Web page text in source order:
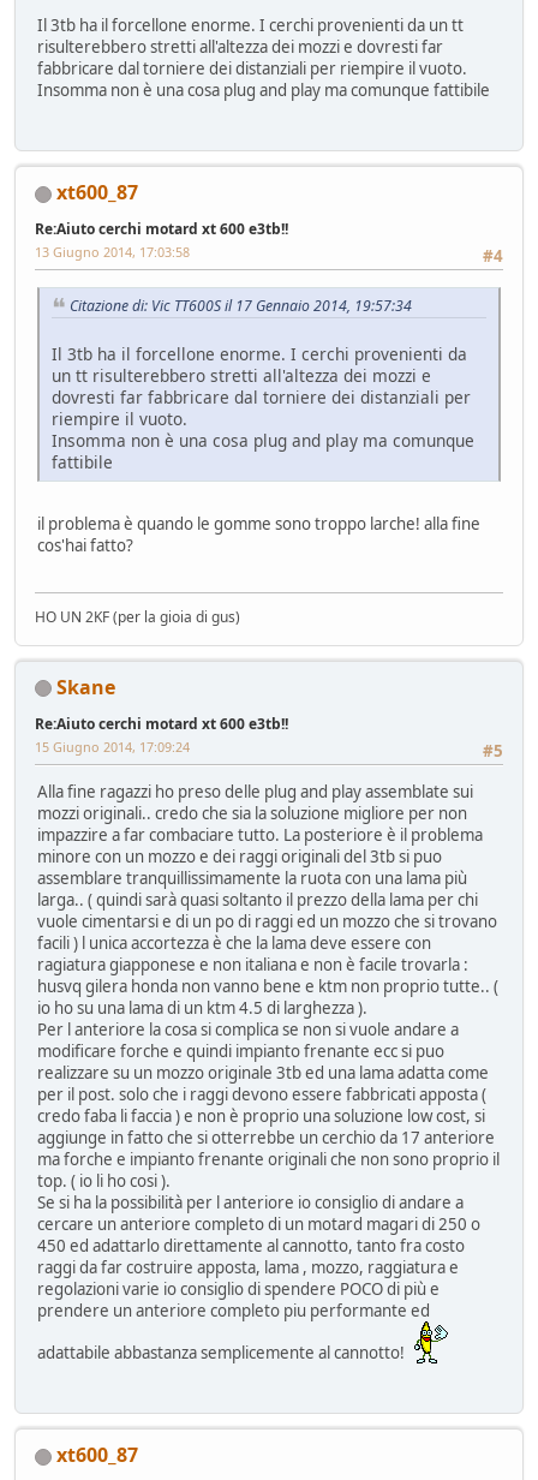
Il 3tb ha il forcellone enorme. I cerchi provenienti da un tt
risulterebbero stretti all'altezza dei mozzi e dovresti far
fabbricare dal torniere dei distanziali per riempire il vuoto.
Insomma non è una cosa plug and play ma comunque fattibile
xt600_87
Re:Aiuto cerchi motard xt 600 e3tb!!
#4
13 Giugno 2014, 17:03:58
Citazione di: Vic TT600S il 17 Gennaio 2014, 19:57:34
Il 3tb ha il forcellone enorme. I cerchi provenienti da
un tt risulterebbero stretti all'altezza dei mozzi e
dovresti far fabbricare dal torniere dei distanziali per
riempire il vuoto.
Insomma non è una cosa plug and play ma comunque
fattibile
il problema è quando le gomme sono troppo larche! alla fine
cos'hai fatto?
HO UN 2KF (per la gioia di gus)
Skane
Re:Aiuto cerchi motard xt 600 e3tb!!
#5
15 Giugno 2014, 17:09:24
Alla fine ragazzi ho preso delle plug and play assemblate sui
mozzi originali.. credo che sia la soluzione migliore per non
impazzire a far combaciare tutto. La posteriore è il problema
minore con un mozzo e dei raggi originali del 3tb si puo
assemblare tranquillissimamente la ruota con una lama più
larga.. ( quindi sarà quasi soltanto il prezzo della lama per chi
vuole cimentarsi e di un po di raggi ed un mozzo che si trovano
facili ) l unica accortezza è che la lama deve essere con
ragiatura giapponese e non italiana e non è facile trovarla :
husvq gilera honda non vanno bene e ktm non proprio tutte.. (
io ho su una lama di un ktm 4.5 di larghezza ).
Per l anteriore la cosa si complica se non si vuole andare a
modificare forche e quindi impianto frenante ecc si puo
realizzare su un mozzo originale 3tb ed una lama adatta come
per il post. solo che i raggi devono essere fabbricati apposta (
credo faba li faccia ) e non è proprio una soluzione low cost, si
aggiunge in fatto che si otterrebbe un cerchio da 17 anteriore
ma forche e impianto frenante originali che non sono proprio il
top. ( io li ho cosi ).
Se si ha la possibilità per l anteriore io consiglio di andare a
cercare un anteriore completo di un motard magari di 250 o
450 ed adattarlo direttamente al cannotto, tanto fra costo
raggi da far costruire apposta, lama , mozzo, raggiatura e
regolazioni varie io consiglio di spendere POCO di più e
prendere un anteriore completo piu performante ed
adattabile abbastanza semplicemente al cannotto!
xt600_87